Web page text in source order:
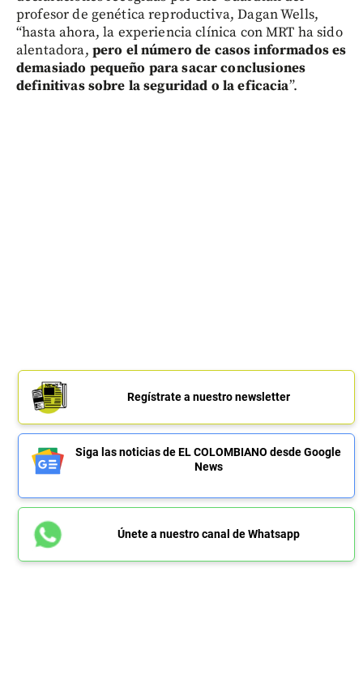
profesor de genética reproductiva, Dagan Wells,
“hasta ahora, la experiencia clínica con MRT ha sido
alentadora, pero el número de casos informados es
demasiado pequeño para sacar conclusiones
definitivas sobre la seguridad o la eficacia”.
Regístrate a nuestro newsletter
Siga las noticias de EL COLOMBIANO desde Google
News
Únete a nuestro canal de Whatsapp